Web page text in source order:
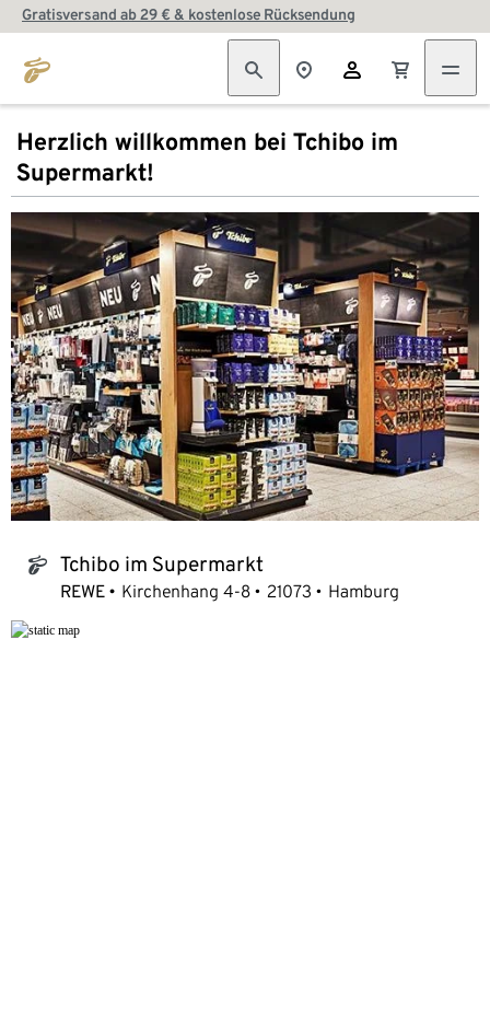
Gratisversand ab 29 € & kostenlose Rücksendung
Herzlich willkommen bei Tchibo im
Supermarkt!
tchibo_logo Tchibo im Supermarkt
REWE Kirchenhang 4-8 21073 Hamburg